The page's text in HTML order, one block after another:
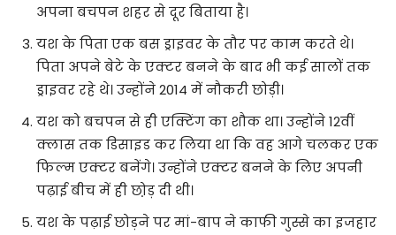
अपना बचपन शहर से दूर बिताया है।
यश के पिता एक बस ड्राइवर के तौर पर काम करते थे।
पिता अपने बेटे के एक्टर बनने के बाद भी कई सालों तक
ड्राइवर रहे थे। उन्होंने 2014 में नौकरी छोड़ी।
यश को बचपन से ही एक्टिंग का शौक था। उन्होंने 12वीं
क्लास तक डिसाइड कर लिया था कि वह आगे चलकर एक
फिल्म एक्टर बनेंगे। उन्होंने एक्टर बनने के लिए अपनी
पढ़ाई बीच में ही छो़ड़ दी थी।
यश के पढ़ाई छोड़ने पर मां-बाप ने काफी गुस्से का इजहार